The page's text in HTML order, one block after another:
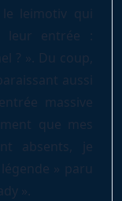
leimotiv qui
leur entrée :
? ». Du coup,
aussi
massive
que mes
absents, je
» paru
».